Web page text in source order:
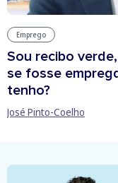
Emprego
Sou recibo
se fosse
tenho?
José Pinto-Coelho